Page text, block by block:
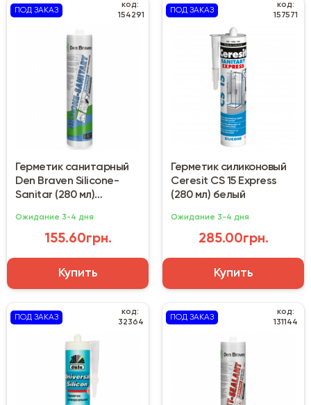
ПОД ЗАКАЗ
код:
154291
Герметик санитарный
Den Braven Silicone-
Sanitar (280 мл)
Ожидание 3-4 дня
155.60грн.
Купить
ПОД ЗАКАЗ
код:
157571
Герметик силиконовый
Ceresit CS 15 Express
(280 мл) белый
Ожидание 3-4 дня
285.00грн.
Купить
ПОД ЗАКАЗ
код:
32364
ПОД ЗАКАЗ
код:
131144